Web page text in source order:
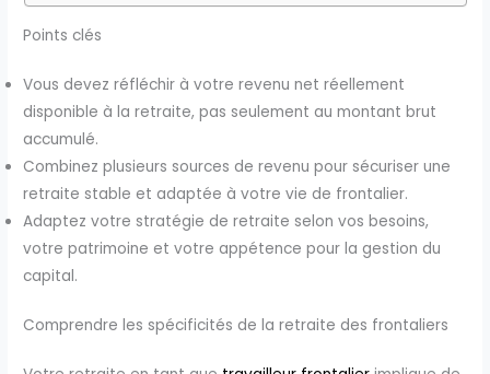
Points clés
Vous devez réfléchir à votre revenu net réellement
disponible à la retraite, pas seulement au montant brut
accumulé.
Combinez plusieurs sources de revenu pour sécuriser une
retraite stable et adaptée à votre vie de frontalier.
Adaptez votre stratégie de retraite selon vos besoins,
votre patrimoine et votre appétence pour la gestion du
capital.
Comprendre les spécificités de la retraite des frontaliers